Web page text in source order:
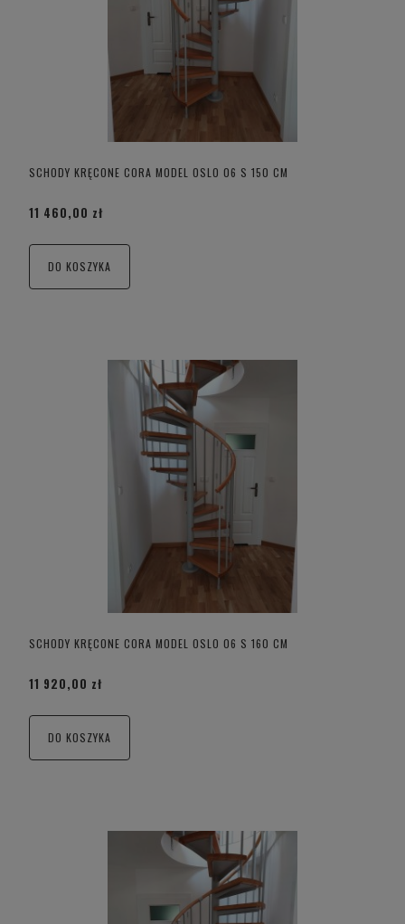
SCHODY KRĘCONE CORA MODEL OSLO 06 S 150 CM
11 460,00 zł
DO KOSZYKA
SCHODY KRĘCONE CORA MODEL OSLO 06 S 160 CM
11 920,00 zł
DO KOSZYKA